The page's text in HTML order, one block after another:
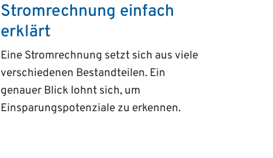
Stromrechnung einfach
erklärt
Eine Stromrechnung setzt sich aus viele
verschiedenen Bestandteilen. Ein
genauer Blick lohnt sich, um
Einsparungspotenziale zu erkennen.